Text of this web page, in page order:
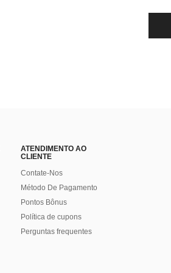
ATENDIMENTO AO
CLIENTE
Contate-Nos
Método De Pagamento
Pontos Bônus
Política de cupons
Perguntas frequentes